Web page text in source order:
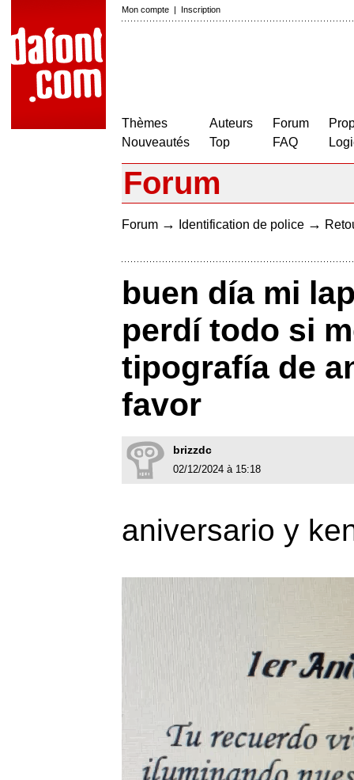
Mon compte | Inscription
Thèmes
Nouveautés
Auteurs
Top
Forum
FAQ
Forum
Forum → Identification de police →
buen día mi
perdí todo si
tipografía de
favor
brizzdc
02/12/2024 à 15:18
aniversario y